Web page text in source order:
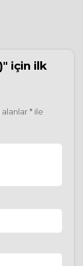
için ilk
alanlar* ile